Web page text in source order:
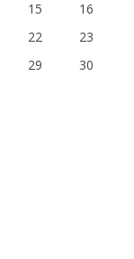
15
16
22
23
29
30